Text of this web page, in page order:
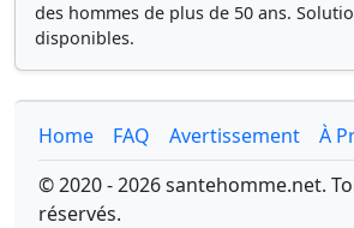
des hommes de plus de 50 ans.
disponibles.
Home FAQ Avertissement
À
© 2020 - 2026 santehomme.net.
réservés.